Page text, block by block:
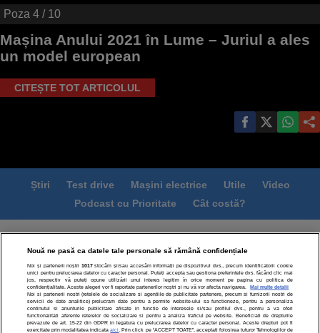
Poza 4 / 10
Mașina Anului 2021 în Lume – Juriul a ales
un model european
CITEȘTE TOT ARTICOLUL
Știri Test drive Mașini electrice Utile
Video
Podcast cu Prioritate
Cât costă?
Termeni si conditii
Politica de confidentialitate
Politica de cookies
Echipa editorială
Contact
Modifică Setările
Nouă ne pasă ca datele tale personale să rămână confidențiale
Noi și partenerii noștri 1017stocăm și/sau accesăm informații pe dispozitivul dvs., precum identificatorii cookie
unici pentru prelucrarea datelor cu caracter personal. Puteți accepta sau gestiona preferințele dvs. făcând clic mai
jos, respectiv vă puteți opune utilizării unui interes legitim în orice moment pe pagina cu politica de
confidențialitate. Aceste alegeri vor fi raportate partenerilor noștri și nu vă vor afecta navigarea.
Mai multe detalii
Noi si partenerii nostri (retelele de socializare si agentiile de publicitate partenere, precum si furnizorii nostri de
servicii de date analitice) prelucram date pentru a permite website-ului sa functioneze, pentru a personaliza
continutul si anunturile publicitare afisate in functie de interesele si/sau profilul dvs., pentru a va oferi
functionalitati aferente retelelor de socializare si pentru a analiza traficul pe website. Beneficiati de drepturile
prevazute de art. 15-22 din GDPR in legatura cu prelucrarea datelor cu caracter personal. Aceste drepturi pot fi
exercitate prin modalitatea indicataaici . Prin click pe “ACCEPT TOATE”, acceptati folosirea tuturor Tehnologiilor de